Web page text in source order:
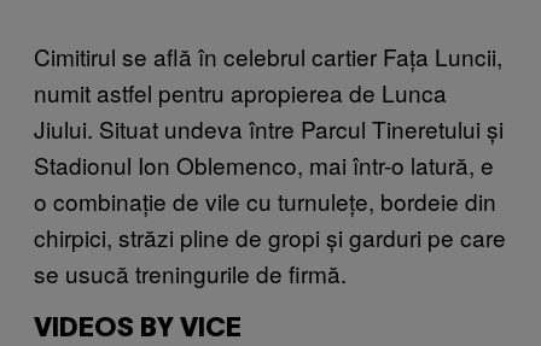
Cimitirul se află în celebrul cartier Fața Luncii,
numit astfel pentru apropierea de Lunca
Jiului. Situat undeva între Parcul Tineretului și
Stadionul Ion Oblemenco, mai într-o latură, e
o combinație de vile cu turnulețe, bordeie din
chirpici, străzi pline de gropi și garduri pe care
se usucă treningurile de firmă.
VIDEOS BY VICE